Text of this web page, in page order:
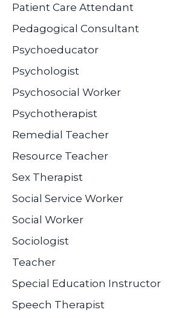
Patient Care Attendant
Pedagogical Consultant
Psychoeducator
Psychologist
Psychosocial Worker
Psychotherapist
Remedial Teacher
Resource Teacher
Sex Therapist
Social Service Worker
Social Worker
Sociologist
Teacher
Special Education Instructor
Speech Therapist